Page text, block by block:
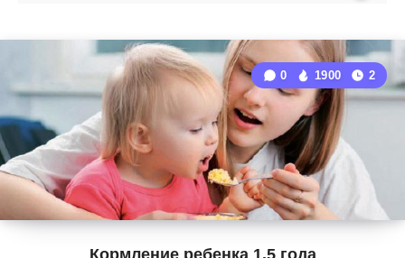
Кормление ребенка 1.5 года
0 1900 2